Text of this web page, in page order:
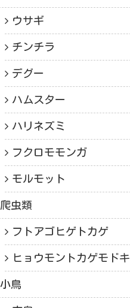
ウサギ
チンチラ
デグー
ハムスター
ハリネズミ
フクロモモンガ
モルモット
爬虫類
フトアゴヒゲトカゲ
ヒョウモントカゲモドキ
小鳥